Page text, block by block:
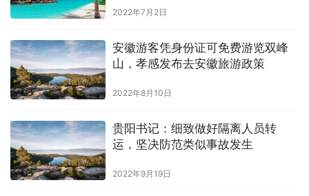
2022年7月2日
安徽游客凭身份证可免费游览双峰
山，孝感发布去安徽旅游政策
2022年8月10日
贵阳书记：细致做好隔离人员转
运，坚决防范类似事故发生
2022年9月19日